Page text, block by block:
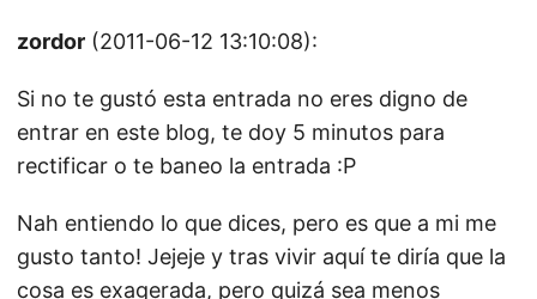
zordor (2011-06-12 13:10:08):
Si no te gustó esta entrada no eres digno de
entrar en este blog, te doy 5 minutos para
rectificar o te baneo la entrada :P
Nah entiendo lo que dices, pero es que a mi me
gusto tanto! Jejeje y tras vivir aquí te diría que la
cosa es exagerada, pero quizá sea menos